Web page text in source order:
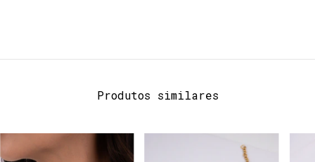
Produtos similares